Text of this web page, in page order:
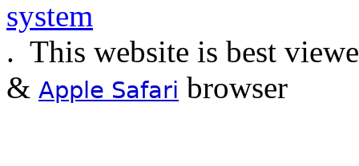
. This website is best
& Apple Safari browser